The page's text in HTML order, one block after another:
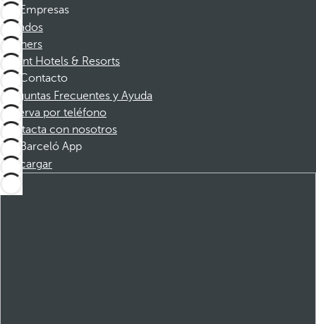
Empresas
Afiliados
Partners
Dorint Hotels & Resorts
Contacto
Preguntas Frecuentes y Ayuda
Reserva por teléfono
Contacta con nosotros
Barceló App
Descargar